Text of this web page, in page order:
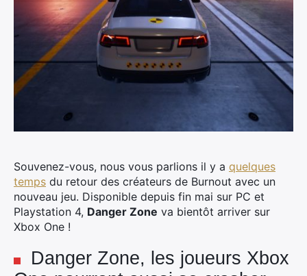
Souvenez-vous, nous vous parlions il y a quelques
temps du retour des créateurs de Burnout avec un
nouveau jeu. Disponible depuis fin mai sur PC et
Playstation 4, Danger Zone va bientôt arriver sur
Xbox One !
Danger Zone, les joueurs Xbox